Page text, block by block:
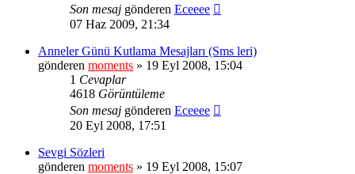
Son mesaj gönderen Eceeee
07 Haz 2009, 21:34
Anneler Günü Kutlama Mesajları (Sms leri)
gönderen moments » 19 Eyl 2008, 15:04
1 Cevaplar
4618 Görüntüleme
Son mesaj gönderen Eceeee
20 Eyl 2008, 17:51
Sevgi Sözleri
gönderen moments » 19 Eyl 2008, 15:07